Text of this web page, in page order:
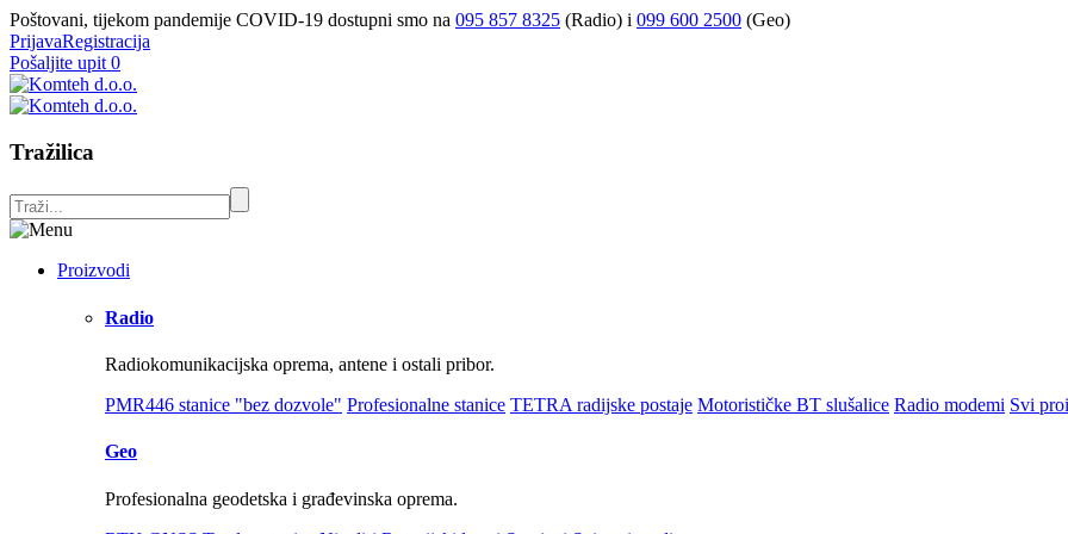
Poštovani, tijekom pandemije COVID-19 dostupni smo na 095 857 8325 (Radio) i 099 600 2500 (Geo)
PrijavaRegistracija
Pošaljite upit 0
Tražilica
Proizvodi
Radio
Radiokomunikacijska oprema, antene i ostali pribor.
PMR446 stanice "bez dozvole" Profesionalne stanice TETRA radijske postaje Motorističke BT slušalice Radio modemi Svi
Geo
Profesionalna geodetska i građevinska oprema.